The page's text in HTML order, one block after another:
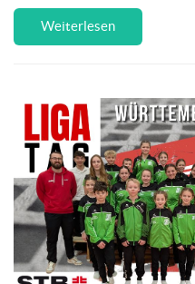
Weiterlesen